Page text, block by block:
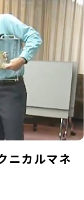
ニカルマネ